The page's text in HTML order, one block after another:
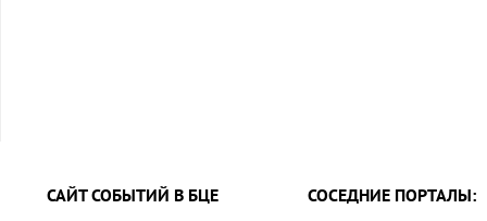
САЙТ СОБЫТИЙ В БЦЕ
СОСЕДНИЕ ПОРТАЛЫ: